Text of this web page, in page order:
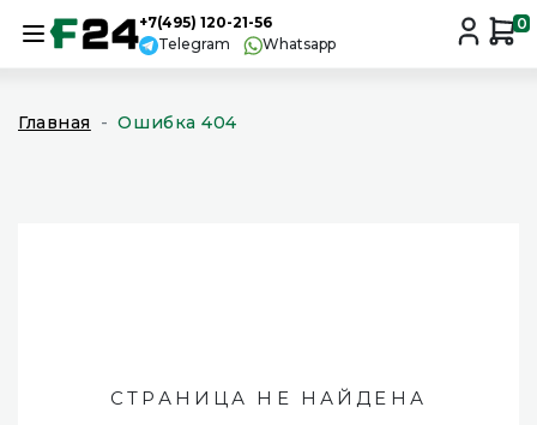
+7(495) 120-21-56
Telegram
Whatsapp
0
Главная Ошибка 404
СТРАНИЦА НЕ НАЙДЕНА